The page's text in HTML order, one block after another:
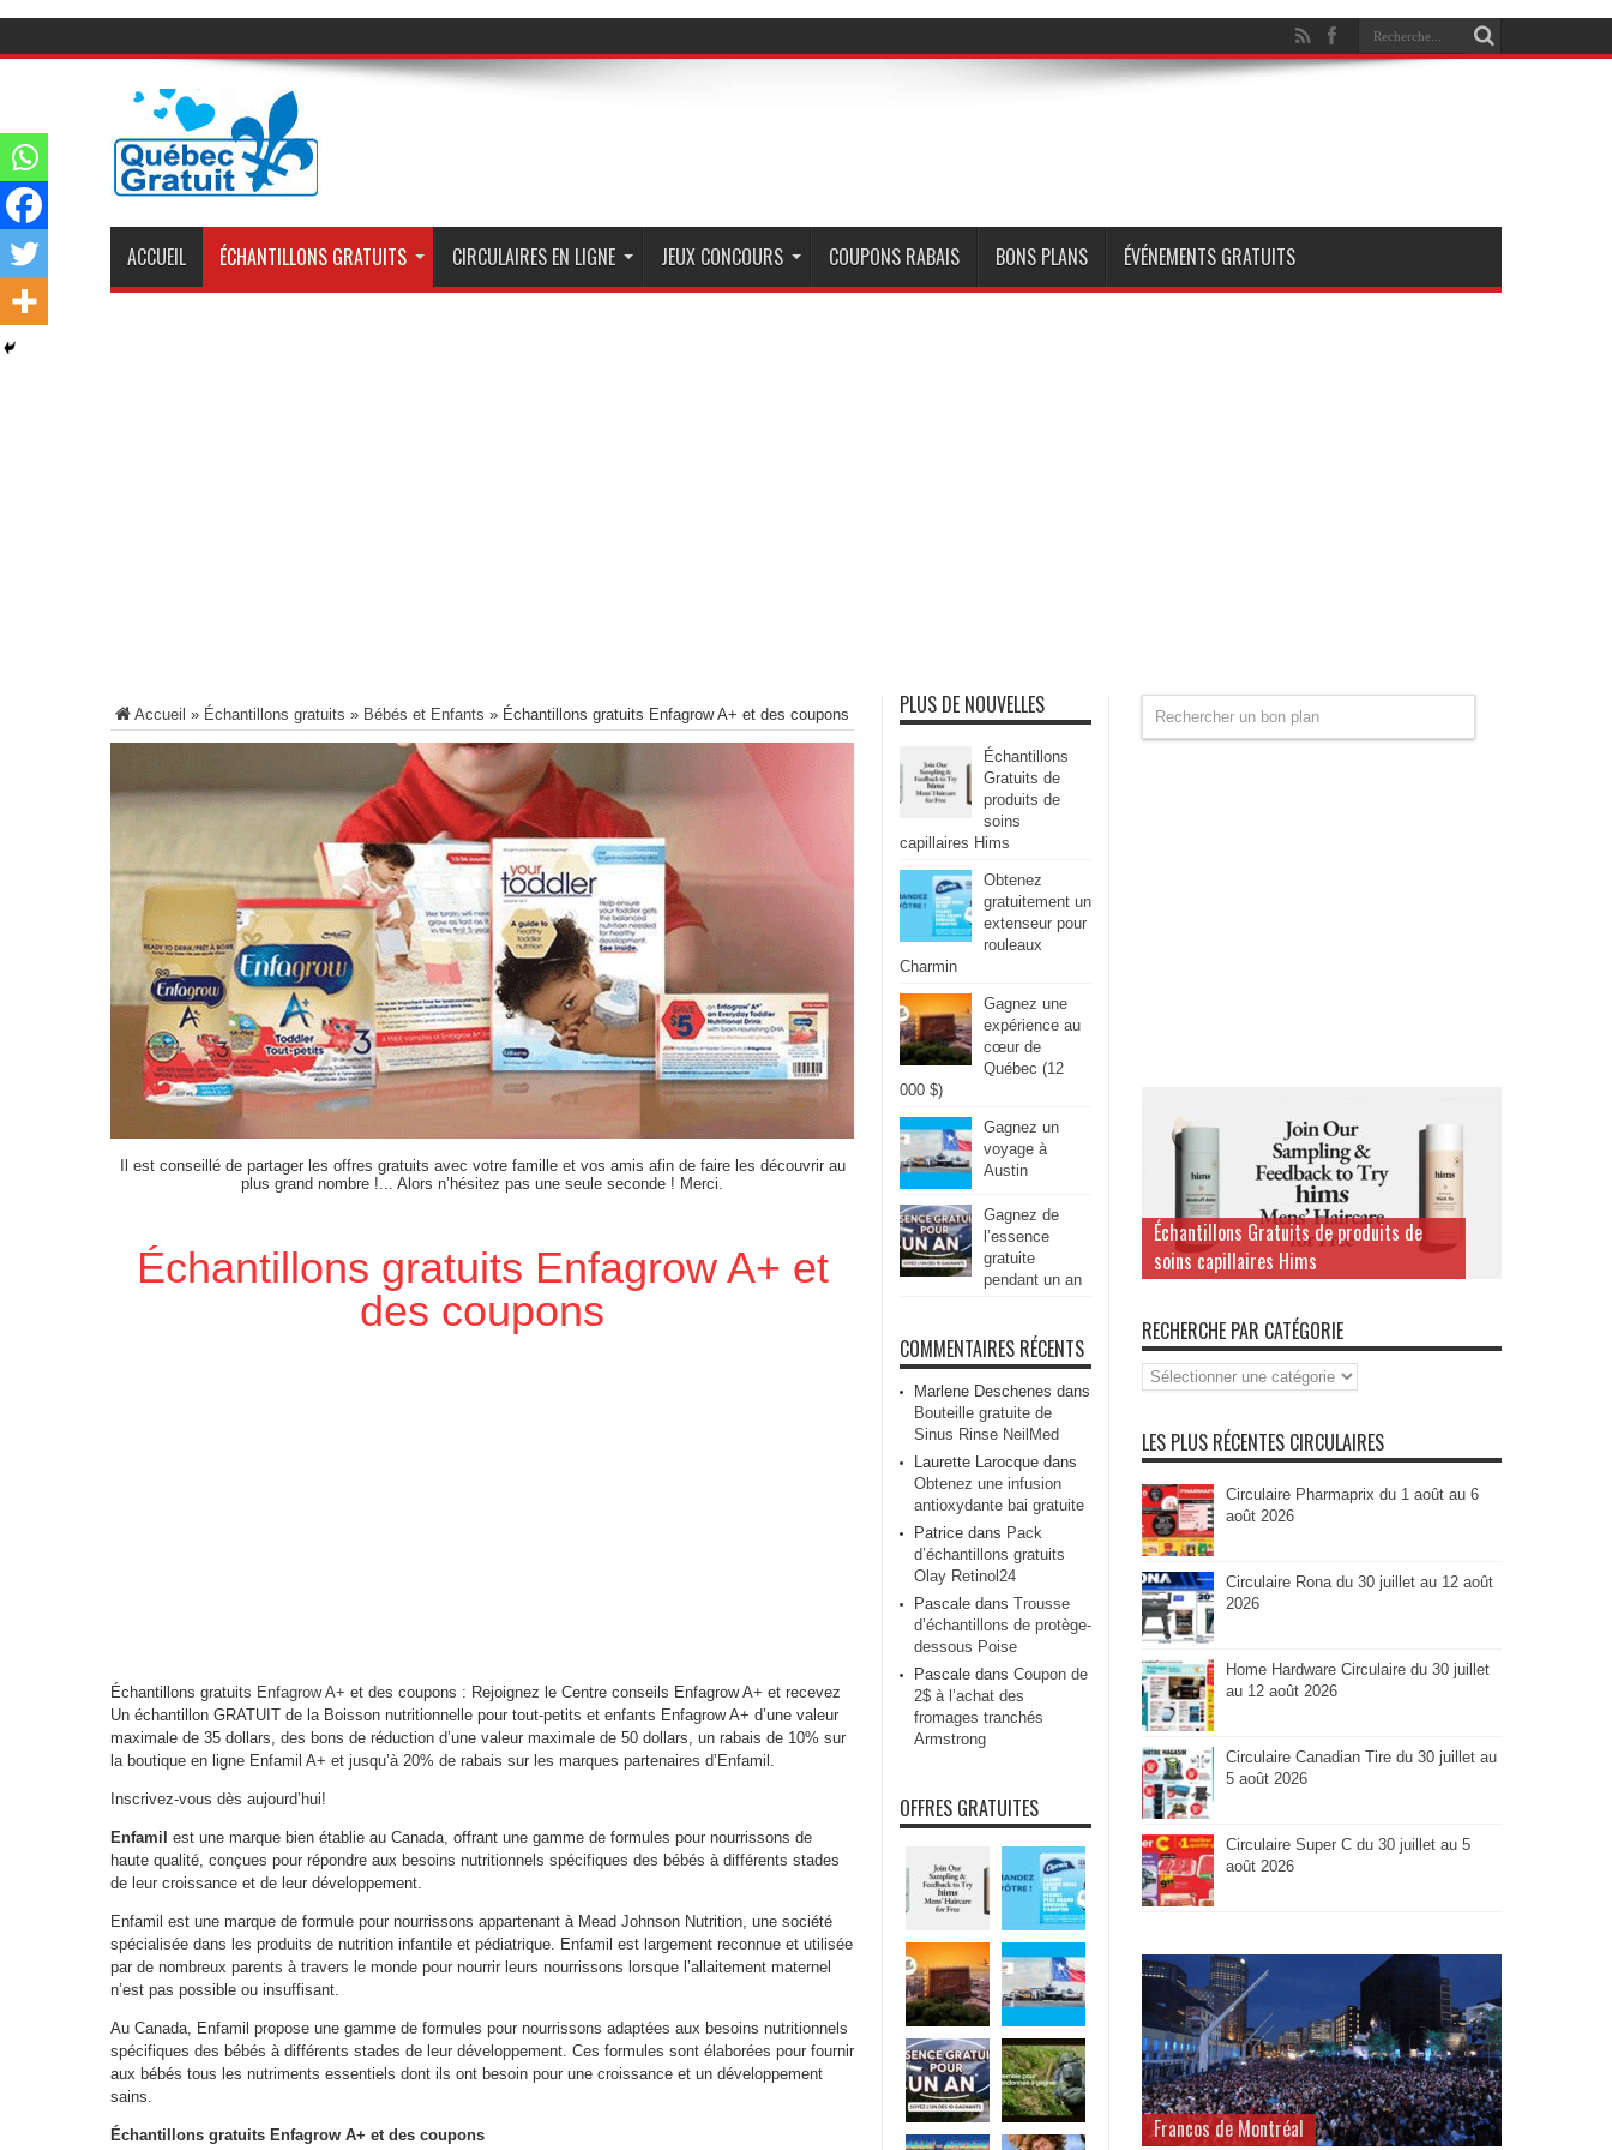
ACCUEIL ÉCHANTILLONS GRATUITS CIRCULAIRES EN LIGNE JEUX CONCOURS COUPONS RABAIS BONS PLANS ÉVÉNEMENTS GRATUITS
Accueil » Échantillons gratuits » Bébés et Enfants » Échantillons gratuits Enfagrow A+ et des coupons
Il est conseillé de partager les offres gratuits avec votre famille et vos amis afin de faire les découvrir au
plus grand nombre !... Alors n’hésitez pas une seule seconde ! Merci.
Échantillons gratuits Enfagrow A+ et
des coupons
Échantillons gratuits Enfagrow A+ et des coupons : Rejoignez le Centre conseils Enfagrow A+ et recevez
Un échantillon GRATUIT de la Boisson nutritionnelle pour tout-petits et enfants Enfagrow A+ d’une valeur
maximale de 35 dollars, des bons de réduction d’une valeur maximale de 50 dollars, un rabais de 10% sur
la boutique en ligne Enfamil A+ et jusqu’à 20% de rabais sur les marques partenaires d’Enfamil.
Inscrivez-vous dès aujourd’hui!
Enfamil est une marque bien établie au Canada, offrant une gamme de formules pour nourrissons de
haute qualité, conçues pour répondre aux besoins nutritionnels spécifiques des bébés à différents stades
de leur croissance et de leur développement.
Enfamil est une marque de formule pour nourrissons appartenant à Mead Johnson Nutrition, une société
spécialisée dans les produits de nutrition infantile et pédiatrique. Enfamil est largement reconnue et utilisée
par de nombreux parents à travers le monde pour nourrir leurs nourrissons lorsque l’allaitement maternel
n’est pas possible ou insuffisant.
Au Canada, Enfamil propose une gamme de formules pour nourrissons adaptées aux besoins nutritionnels
spécifiques des bébés à différents stades de leur développement. Ces formules sont élaborées pour fournir
aux bébés tous les nutriments essentiels dont ils ont besoin pour une croissance et un développement
sains.
Échantillons gratuits Enfagrow A+ et des coupons
PLUS DE NOUVELLES
Échantillons
Gratuits de
produits de
soins
capillaires Hims
Obtenez
gratuitement un
extenseur pour
rouleaux
Charmin
Gagnez une
expérience au
cœur de
Québec (12
000 $)
Gagnez un
voyage à
Austin
Gagnez de
l’essence
gratuite
pendant un an
COMMENTAIRES RÉCENTS
Marlene Deschenes dans
Bouteille gratuite de
Sinus Rinse NeilMed
Laurette Larocque dans
Obtenez une infusion
antioxydante bai gratuite
Patrice dans Pack
d’échantillons gratuits
Olay Retinol24
Pascale dans Trousse
d’échantillons de protège-
dessous Poise
Pascale dans Coupon de
2$ à l’achat des
fromages tranchés
Armstrong
OFFRES GRATUITES
Échantillons Gratuits de produits de
soins capillaires Hims
RECHERCHE PAR CATÉGORIE
Recherche
par
LES PLUS RÉCENTES CIRCULAIRES
Circulaire Pharmaprix du 1 août au 6
août 2026
Circulaire Rona du 30 juillet au 12 août
2026
Home Hardware Circulaire du 30 juillet
au 12 août 2026
Circulaire Canadian Tire du 30 juillet au
5 août 2026
Circulaire Super C du 30 juillet au 5
août 2026
Francos de Montréal